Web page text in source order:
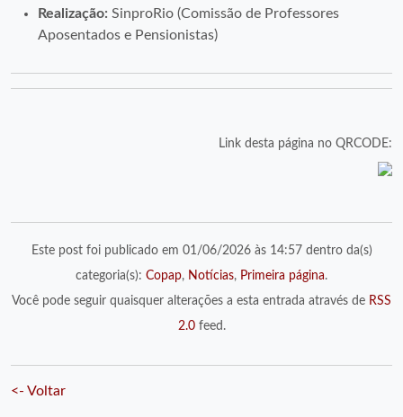
Realização: SinproRio (Comissão de Professores
Aposentados e Pensionistas)
Link desta página no QRCODE:
Este post foi publicado em 01/06/2026 às 14:57 dentro da(s)
categoria(s): Copap, Notícias, Primeira página.
Você pode seguir quaisquer alterações a esta entrada através de RSS
2.0feed.
<- Voltar